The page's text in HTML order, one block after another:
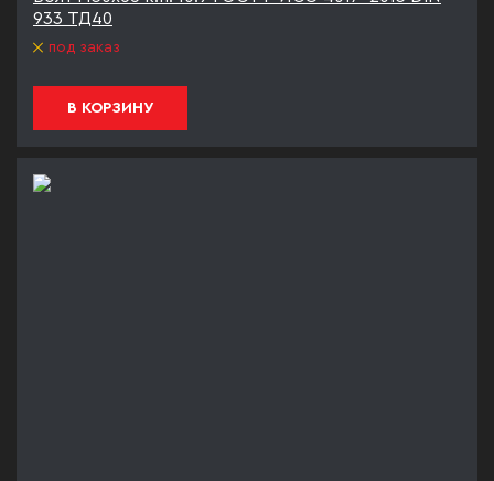
933 ТД40
под заказ
В КОРЗИНУ